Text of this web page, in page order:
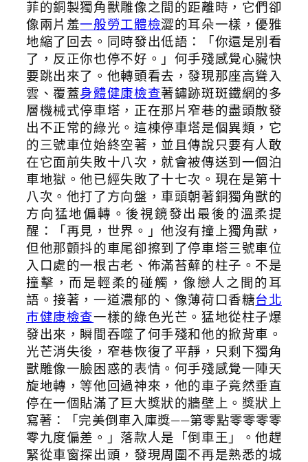
菲的銅製獨角獸雕像之間的距離時，它們卻
像兩片羞一般勞工體檢澀的耳朵一樣，優雅
地縮了回去。同時發出低語：「你還是別看
了，反正你也停不好。」何手殘感覺心臟快
要跳出來了。他轉頭看去，發現那座高聳入
雲、覆蓋身體健康檢查著鏽跡斑斑鐵網的多
層機械式停車塔，正在那片窄巷的盡頭散發
出不正常的綠光。這棟停車塔是個異類，它
的三號車位始終空著，並且傳說只要有人敢
在它面前失敗十八次，就會被傳送到一個泊
車地獄。他已經失敗了十七次。現在是第十
八次。他打了方向盤，車頭朝著銅獨角獸的
方向猛地偏轉。後視鏡發出最後的溫柔提
醒：「再見，世界。」他沒有撞上獨角獸，
但他那顫抖的車尾卻擦到了停車塔三號車位
入口處的一根古老、佈滿苔蘚的柱子。不是
撞擊，而是輕柔的碰觸，像戀人之間的耳
語。接著，一道濃郁的、像薄荷口香糖台北
巿健康檢查一樣的綠色光芒。猛地從柱子爆
發出來，瞬間吞噬了何手殘和他的掀背車。
光芒消失後，窄巷恢復了平靜，只剩下獨角
獸雕像一臉困惑的表情。何手殘感覺一陣天
旋地轉，等他回過神來，他的車子竟然垂直
停在一個貼滿了巨大獎狀的牆壁上。獎狀上
寫著：「完美倒車入庫獎——第零點零零零零
零九度偏差。」落款人是「倒車王」。他趕
緊從車窗探出頭，發現周圍不再是熟悉的城